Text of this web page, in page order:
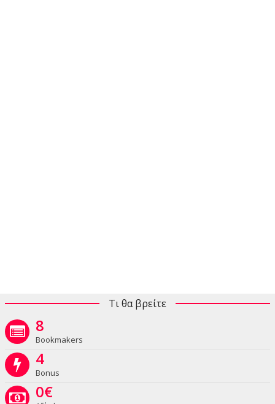
Τι θα βρείτε
8
Bookmakers
4
Bonus
0€